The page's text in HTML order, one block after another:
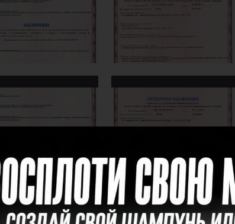
Добавить комментарий